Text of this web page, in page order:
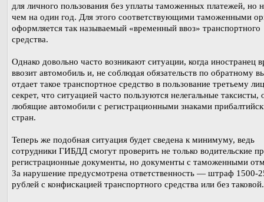
для личного пользования без уплаты таможенных платежей, но
чем на один год. Для этого соответствующими таможенными
оформляется так называемый «временный ввоз» транспортного
средства.
Однако довольно часто возникают ситуации, когда иностранец
ввозит автомобиль и, не соблюдая обязательств по обратному
отдает такое транспортное средство в пользование третьему
секрет, что ситуацией часто пользуются нелегальные таксисты,
любящие автомобили с регистрационными знаками
стран.
Теперь же подобная ситуация будет сведена к минимуму, ведь
сотрудники ГИБДД смогут проверить не только водительские
регистрационные документы, но документы с таможенными
За нарушение предусмотрена ответственность — штраф 1500-
рублей с конфискацией транспортного средства или без таковой.